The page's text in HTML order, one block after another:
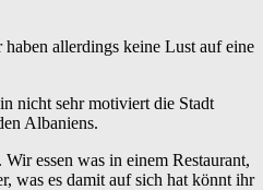
allerdings keine Lust auf eine
nicht sehr motiviert die Stadt
Albaniens.
essen was in einem Restaurant,
was es damit auf sich hat könnt ihr